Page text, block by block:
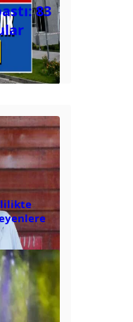
83